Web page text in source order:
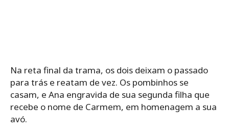
Na reta final da trama, os dois deixam o passado
para trás e reatam de vez. Os pombinhos se
casam, e Ana engravida de sua segunda filha que
recebe o nome de Carmem, em homenagem a sua
avó.